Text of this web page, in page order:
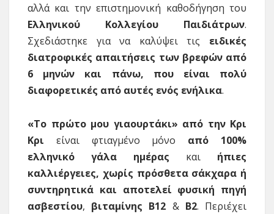
αλλά και την επιστημονική καθοδήγηση του
Ελληνικού Κολλεγίου Παιδιάτρων.
Σχεδιάστηκε για να καλύψει τις ειδικές
διατροφικές απαιτήσεις των βρεφών από
6 μηνών και πάνω, που είναι πολύ
διαφορετικές από αυτές ενός ενήλικα.
«Το πρώτο μου γιαουρτάκι» από την Κρι
Κρι είναι φτιαγμένο μόνο από 100%
ελληνικό γάλα ημέρας και ήπιες
καλλιέργειες, χωρίς πρόσθετα σάκχαρα ή
συντηρητικά και αποτελεί φυσική πηγή
ασβεστίου, βιταμίνης Β12 & Β2. Περιέχει